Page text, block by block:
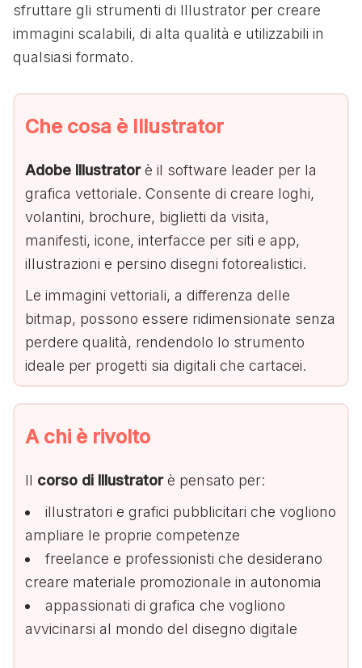
sfruttare gli strumenti di Illustrator per creare
immagini scalabili, di alta qualità e utilizzabili in
qualsiasi formato.
Che cosa è Illustrator
Adobe Illustratorè il software leader per la
grafica vettoriale. Consente di creare loghi,
volantini, brochure, biglietti da visita,
manifesti, icone, interfacce per siti e app,
illustrazioni e persino disegni fotorealistici.
Le immagini vettoriali, a differenza delle
bitmap, possono essere ridimensionate senza
perdere qualità, rendendolo lo strumento
ideale per progetti sia digitali che cartacei.
A chi è rivolto
Il corso di Illustratorè pensato per:
illustratori e grafici pubblicitari che vogliono
ampliare le proprie competenze
freelance e professionisti che desiderano
creare materiale promozionale in autonomia
appassionati di grafica che vogliono
avvicinarsi al mondo del disegno digitale